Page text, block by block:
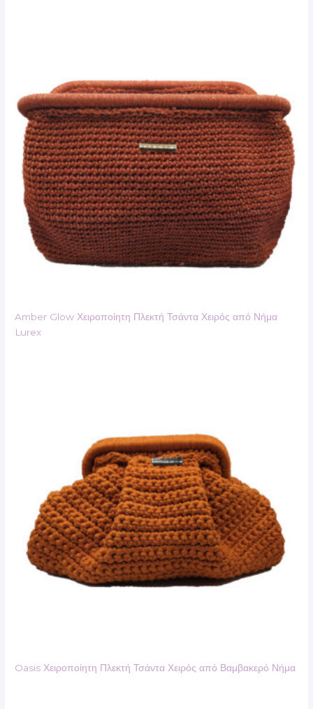
Amber Glow Χειροποίητη Πλεκτή Τσάντα Χειρός από Νήμα
Lurex
Oasis Χειροποίητη Πλεκτή Τσάντα Χειρός από Βαμβακερό Νήμα